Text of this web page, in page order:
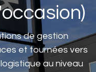
de gestion
et tournées vers
au niveau